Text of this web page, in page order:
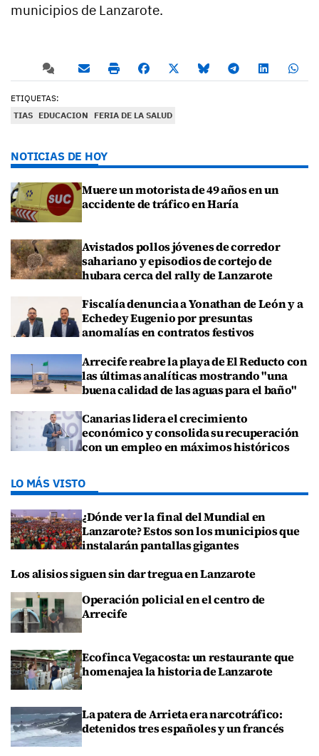
municipios de Lanzarote.
ETIQUETAS:
TIAS EDUCACION FERIA DE LA SALUD
NOTICIAS DE HOY
Muere un motorista de 49 años en un
accidente de tráfico en Haría
Avistados pollos jóvenes de corredor
sahariano y episodios de cortejo de
hubara cerca del rally de Lanzarote
Fiscalía denuncia a Yonathan de León y a
Echedey Eugenio por presuntas
anomalías en contratos festivos
Arrecife reabre la playa de El Reducto con
las últimas analíticas mostrando "una
buena calidad de las aguas para el baño"
Canarias lidera el crecimiento
económico y consolida su recuperación
con un empleo en máximos históricos
LO MÁS VISTO
¿Dónde ver la final del Mundial en
Lanzarote? Estos son los municipios que
instalarán pantallas gigantes
Los alisios siguen sin dar tregua en Lanzarote
Operación policial en el centro de
Arrecife
Ecofinca Vegacosta: un restaurante que
homenajea la historia de Lanzarote
La patera de Arrieta era narcotráfico:
detenidos tres españoles y un francés